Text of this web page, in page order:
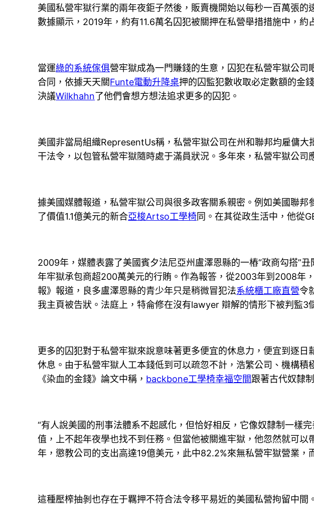
美國私營牢獄行業的兩年夜鉅子然後，販賣機開始以每秒一百萬張
數據顯示，2019年，約有11.6萬名囚犯被關押在私營舉措措施中，約
當運綠的系統傢俱營牢獄成為一門賺錢的生意，囚犯在私營牢獄公司
合同，依據天天關Funte電動升降桌押的囚監犯數收取必定數額的金
決議Wilkhahn了他們會想方想法追求更多的囚犯。
美國非當局組織RepresentUs稱，私營牢獄公司在州和聯邦均雇傭大
干法令，以包管私營牢獄隨時處于滿員狀況。多年來，私營牢獄公司
據美國媒體報道，私營牢獄公司與很多政客關系親密。例如美國聯邦
了價值1.1億美元的新合亞梭Artso工學椅同。在其從政生活中，他從
2009年，媒體表露了美國賓夕法尼亞州盧澤恩縣的一樁“政商勾搭”丑
年牢獄承包商超200萬美元的行賄。作為報答，從2003年到2008年
報》報道，良多盧澤恩縣的青少年只是稍微冒犯法系統櫃工廠直營令
我主頁被告狀。法庭上，特侖修在沒有lawyer 辯解的情形下被判監3
更多的囚犯對于私營牢獄來說意味著更多便宜的休息力，便宜到逐
休息。由于私營牢獄人工本錢低到可以疏忽不計，浩繁公司、機構
《染血的金錢》論文中稱， backbone工學椅幸福空間跟著古代奴隸
“有人說美國的刑事法體系不起感化，但恰好相反，它像奴隸制一樣
值，上不起年夜學也找不到任務。但當他被關進牢獄，他忽然就可以
年，懲教公司的支出高達19億美元，此中82.2%來無私營牢獄營業，
這種壓榨抽剝也存在于羈押不符合法令移平易近的美國私營拘留中